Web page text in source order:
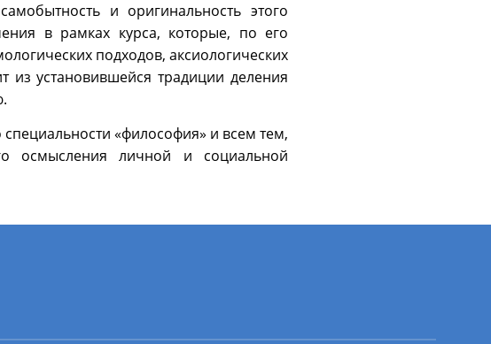
и оригинальность этого
в рамках курса, которые, по его
подходов, аксиологических
из установившейся традиции деления
«философия» и всем тем,
осмысления личной и социальной